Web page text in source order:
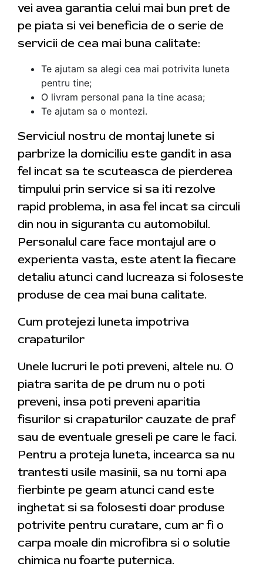
vei avea garantia celui mai bun pret de
pe piata si vei beneficia de o serie de
servicii de cea mai buna calitate:
Te ajutam sa alegi cea mai potrivita luneta
pentru tine;
O livram personal pana la tine acasa;
Te ajutam sa o montezi.
Serviciul nostru de montaj lunete si
parbrize la domiciliu este gandit in asa
fel incat sa te scuteasca de pierderea
timpului prin service si sa iti rezolve
rapid problema, in asa fel incat sa circuli
din nou in siguranta cu automobilul.
Personalul care face montajul are o
experienta vasta, este atent la fiecare
detaliu atunci cand lucreaza si foloseste
produse de cea mai buna calitate.
Cum protejezi luneta impotriva
crapaturilor
Unele lucruri le poti preveni, altele nu. O
piatra sarita de pe drum nu o poti
preveni, insa poti preveni aparitia
fisurilor si crapaturilor cauzate de praf
sau de eventuale greseli pe care le faci.
Pentru a proteja luneta, incearca sa nu
trantesti usile masinii, sa nu torni apa
fierbinte pe geam atunci cand este
inghetat si sa folosesti doar produse
potrivite pentru curatare, cum ar fi o
carpa moale din microfibra si o solutie
chimica nu foarte puternica.